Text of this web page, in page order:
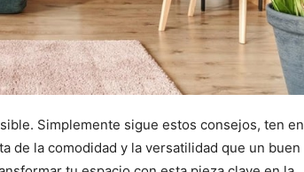
Simplemente sigue estos consejos, ten en
de la comodidad y la versatilidad que un buen